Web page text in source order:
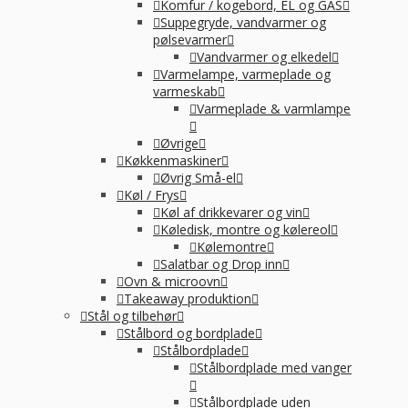
Komfur / kogebord, EL og GAS
Suppegryde, vandvarmer og
pølsevarmer
Vandvarmer og elkedel
Varmelampe, varmeplade og
varmeskab
Varmeplade & varmlampe
Øvrige
Køkkenmaskiner
Øvrig Små-el
Køl / Frys
Køl af drikkevarer og vin
Køledisk, montre og kølereol
Kølemontre
Salatbar og Drop inn
Ovn & microovn
Takeaway produktion
Stål og tilbehør
Stålbord og bordplade
Stålbordplade
Stålbordplade med vanger
Stålbordplade uden